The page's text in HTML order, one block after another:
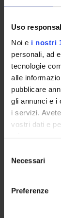
Uso
Noi e i nostri
personali, ad
tecnologie
alle
pubblicare
gli annunci e i
i servizi.
vostri dati e
privacy sono
modificare o
momento
delNecessari
Preferenze
November 1,
Bibliographic
Rizza, Alfredo ,
Anatolian
Consulta la
istituzionale
RELATED
Egeo-